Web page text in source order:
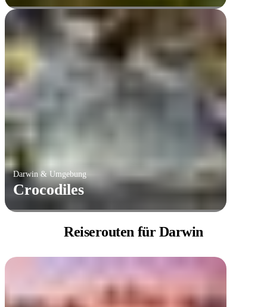
Darwin & Umgebung
Crocodiles
Reiserouten für Darwin